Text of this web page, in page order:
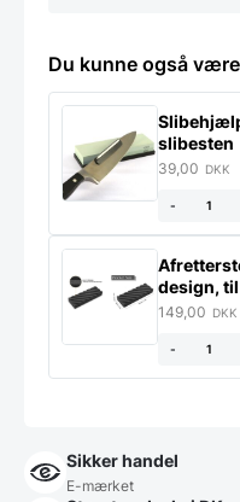
Du kunne også
slibesten
39,00 DKK
-
design,
slibesten
149,00 DKK
-
Sikker handel
E-mærket